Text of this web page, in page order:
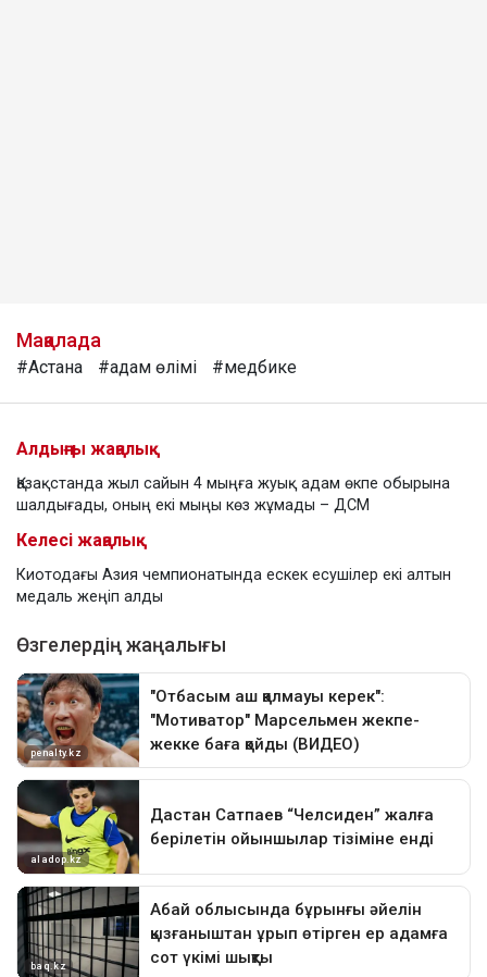
Мақалада
#Астана #адам өлімі #медбике
Алдыңғы жаңалық
Қазақстанда жыл сайын 4 мыңға жуық адам өкпе обырына
шалдығады, оның екі мыңы көз жұмады – ДСМ
Келесі жаңалық
Киотодағы Азия чемпионатында ескек есушілер екі алтын
медаль жеңіп алды